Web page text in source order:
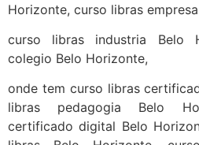
Horizonte, curso libras
curso libras industria Belo
colegio Belo Horizonte,
onde tem curso libras
libras pedagogia Belo
certificado digital Belo